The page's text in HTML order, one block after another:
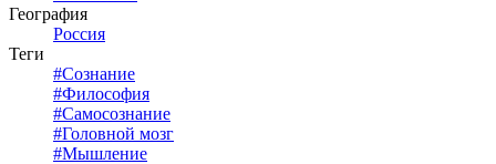
География
Россия
Теги
#Сознание
#Философия
#Самосознание
#Головной мозг
#Мышление